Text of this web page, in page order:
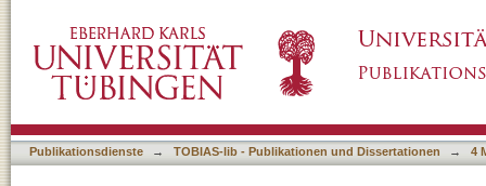
und Gesichtsbereich
Publikationsdienste → TOBIAS-lib - Publikationen und Dissertationen → 4